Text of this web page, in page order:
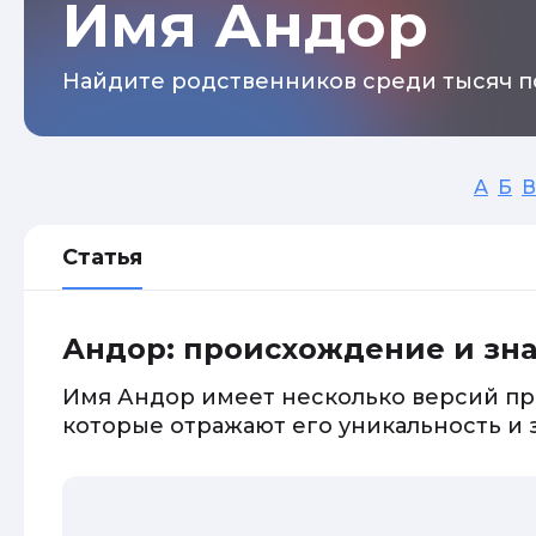
Имя Андор
Найдите родственников среди тысяч
А Б В
Статья
Андор: происхождение и
Имя Андор имеет несколько версий
которые отражают его уникальность и